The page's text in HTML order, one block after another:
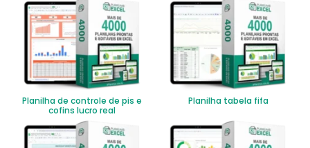
Planilha de controle de pis e
cofins lucro real
Planilha tabela fifa